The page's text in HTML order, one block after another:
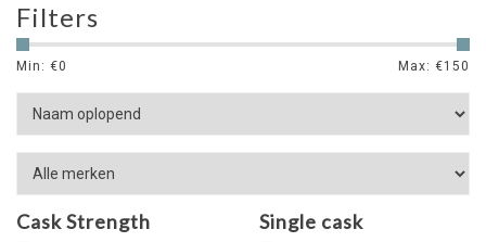
Filters
Min: €0 Max: €150
Cask Strength Single cask